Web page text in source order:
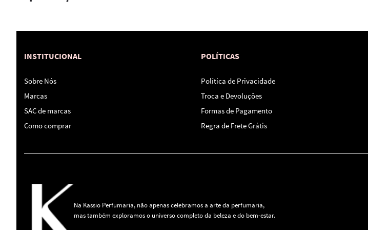
INSTITUCIONAL
Sobre Nós
Marcas
SAC de marcas
Como comprar
POLÍTICAS
Política de Privacidade
Troca e Devoluções
Formas de Pagamento
Regra de Frete Grátis
Na Kassio Perfumaria, não apenas celebramos a arte da perfumaria,
mas também exploramos o universo completo da beleza e do bem-estar.